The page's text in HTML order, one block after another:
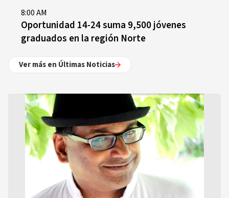
8:00 AM
Oportunidad 14-24 suma 9,500 jóvenes
graduados en la región Norte
Ver más en Últimas Noticias